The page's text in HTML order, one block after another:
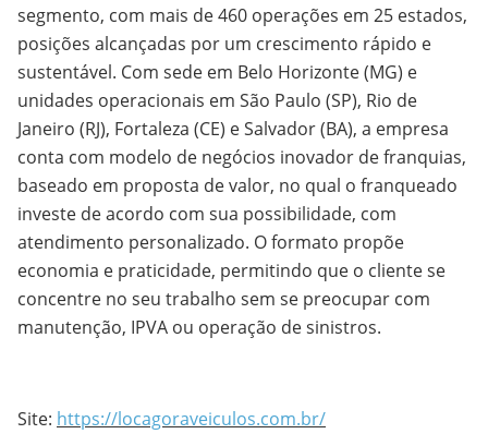
segmento, com mais de 460 operações em 25 estados,
posições alcançadas por um crescimento rápido e
sustentável. Com sede em Belo Horizonte (MG) e
unidades operacionais em São Paulo (SP), Rio de
Janeiro (RJ), Fortaleza (CE) e Salvador (BA), a empresa
conta com modelo de negócios inovador de franquias,
baseado em proposta de valor, no qual o franqueado
investe de acordo com sua possibilidade, com
atendimento personalizado. O formato propõe
economia e praticidade, permitindo que o cliente se
concentre no seu trabalho sem se preocupar com
manutenção, IPVA ou operação de sinistros.
Site: https://locagoraveiculos.com.br/